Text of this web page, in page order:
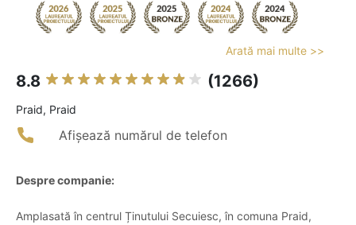
Arată mai multe >>
8.8 (1266)
Praid, Praid
Afișează numărul de telefon
Despre companie:
Amplasată în centrul Ținutului Secuiesc, în comuna Praid,